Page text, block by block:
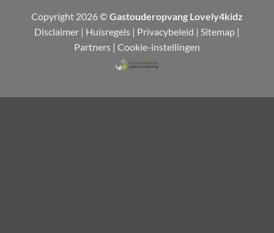
Copyright 2026 ©Gastouderopvang Lovely4kidz
Disclaimer | Huisregels | Privacybeleid | Sitemap |
Partners | Cookie-instellingen